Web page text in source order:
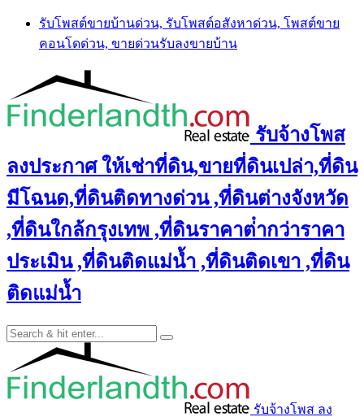
Skip
content
รับโพสต์ขายบ้านด่วน, รับโพสต์อสังหาด่วน, โพสต์ขาย
คอนโดด่วน, ขายด่วนรับลงขายบ้าน
รับจ้างโพส
ลงประกาศ ให้เช่าที่ดิน,ขายที่ดินเปล่า,ที่ดิน
มีโฉนด,ที่ดินติดทางด่วน ,ที่ดินต่างจังหวัด
,ที่ดินใกล้กรุงเทพ ,ที่ดินราคาต่ํากว่าราคา
ประเมิน ,ที่ดินติดแม่น้ำ ,ที่ดินติดเขา ,ที่ดิน
ติดแม่น้ำ
รับจ้างโพส ลง